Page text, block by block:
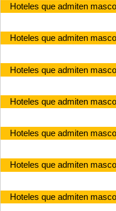
Hoteles que admiten
Hoteles que admiten
Hoteles que admiten
Hoteles que admiten
Hoteles que admiten
Hoteles que admiten
Hoteles que admiten